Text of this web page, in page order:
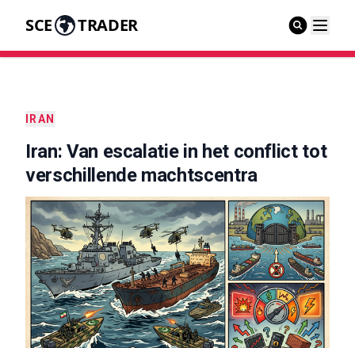
SCE TRADER
IRAN
Iran: Van escalatie in het conflict tot
verschillende machtscentra